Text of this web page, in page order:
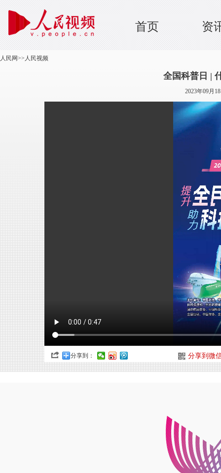
首页 资
人民网>> 人民视频
全国科普日 |
2023年09月
分享到： 分享到微